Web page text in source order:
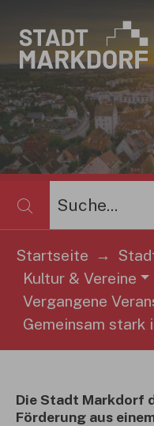
Sie sind hier:
Startseite
Kultur & Vereine
Vergangene
Gemeinsam stark
Die Stadt Markdorf
Förderung aus
×